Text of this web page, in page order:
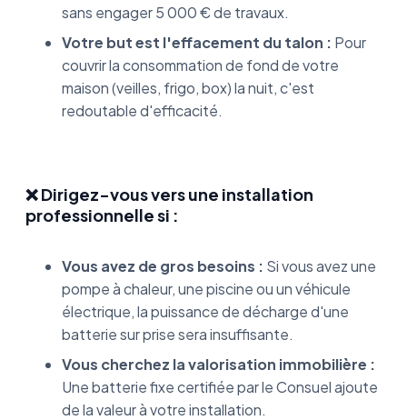
sans engager 5 000 € de travaux.
Votre but est l'effacement du talon : Pour
couvrir la consommation de fond de votre
maison (veilles, frigo, box) la nuit, c'est
redoutable d'efficacité.
❌ Dirigez-vous vers une installation
professionnelle si :
Vous avez de gros besoins : Si vous avez une
pompe à chaleur, une piscine ou un véhicule
électrique, la puissance de décharge d'une
batterie sur prise sera insuffisante.
Vous cherchez la valorisation immobilière :
Une batterie fixe certifiée par le Consuel ajoute
de la valeur à votre installation.